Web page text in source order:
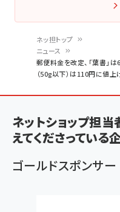
く
ず
ネッ担トップ
ニュース
郵便料金を改定、「葉書」
（50g以下）は110円に値上
ネットショップ担
えてくださっている
ゴールドスポンサー